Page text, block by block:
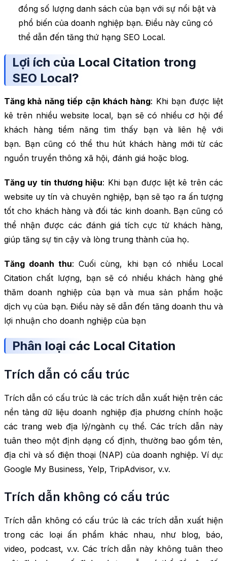
đồng số lượng danh sách của bạn với sự nổi bật và
phổ biến của doanh nghiệp bạn. Điều này cũng có
thể dẫn đến tăng thứ hạng SEO Local.
Lợi ích của Local Citation trong
SEO Local?
Tăng khả năng tiếp cận khách hàng: Khi bạn được liệt
kê trên nhiều website local, bạn sẽ có nhiều cơ hội để
khách hàng tiềm năng tìm thấy bạn và liên hệ với
bạn. Bạn cũng có thể thu hút khách hàng mới từ các
nguồn truyền thông xã hội, đánh giá hoặc blog.
Tăng uy tín thương hiệu: Khi bạn được liệt kê trên các
website uy tín và chuyên nghiệp, bạn sẽ tạo ra ấn tượng
tốt cho khách hàng và đối tác kinh doanh. Bạn cũng có
thể nhận được các đánh giá tích cực từ khách hàng,
giúp tăng sự tin cậy và lòng trung thành của họ.
Tăng doanh thu: Cuối cùng, khi bạn có nhiều Local
Citation chất lượng, bạn sẽ có nhiều khách hàng ghé
thăm doanh nghiệp của bạn và mua sản phẩm hoặc
dịch vụ của bạn. Điều này sẽ dẫn đến tăng doanh thu và
lợi nhuận cho doanh nghiệp của bạn
Phân loại các Local Citation
Trích dẫn có cấu trúc
Trích dẫn có cấu trúc là các trích dẫn xuất hiện trên các
nền tảng dữ liệu doanh nghiệp địa phương chính hoặc
các trang web địa lý/ngành cụ thể. Các trích dẫn này
tuân theo một định dạng cố định, thường bao gồm tên,
địa chỉ và số điện thoại (NAP) của doanh nghiệp. Ví dụ:
Google My Business, Yelp, TripAdvisor, v.v.
Trích dẫn không có cấu trúc
Trích dẫn không có cấu trúc là các trích dẫn xuất hiện
trong các loại ấn phẩm khác nhau, như blog, báo,
video, podcast, v.v. Các trích dẫn này không tuân theo